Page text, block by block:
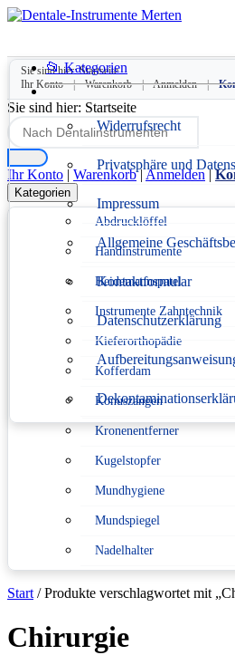
📂 Kategorien
Widerrufsrecht
Privatsphäre und
Impressum
Allgemeine
Kontaktformular
Datenschutzerklärung
Konformitätserklärung
Medizinprodukterecht
Sitemap
Verpackungsverordnung
Sie sind hier:Startseite
Ihr Konto
| Warenkorb | Anmelden |
Sie sind hier: Startseite
Ihr Konto | Warenkorb | Anmelden |
Kategorien
Abdrucklöffel
Handinstrumente
Heidemannspatel
Instrumente Zahntechnik
Kieferorthopädie
Kofferdam
Konuszangen
Kronenentferner
Kugelstopfer
Mundhygiene
Mundspiegel
Nadelhalter
Scheren
Start / Produkte verschlagwortet mit
Chirurgie